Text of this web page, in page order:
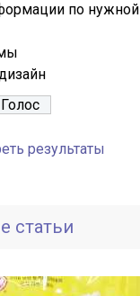
по нужной
результаты
статьи